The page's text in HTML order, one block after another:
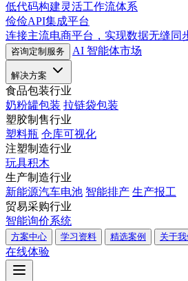
低代码构建灵活工作流体系
俭俭API集成平台
连接主流电商平台，实现数据无缝同
咨询定制服务 AI 智能体市场
解决方案
食品包装行业
奶粉罐包装 拉链袋包装
塑胶制售行业
塑料瓶 仓库可视化
注塑制造行业
玩具积木
生产制造行业
新能源汽车电池 智能排产 生产报工
贸易采购行业
智能询价系统
方案中心 学习资料 精选案例 关于我
在线体验